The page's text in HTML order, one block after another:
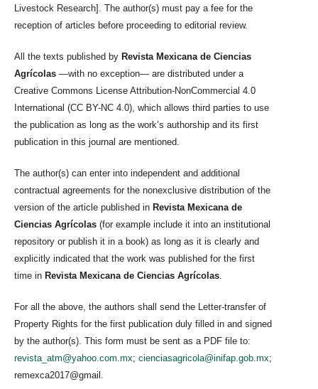
Livestock Research]. The author(s) must pay a fee for the
reception of articles before proceeding to editorial review.
All the texts published by Revista Mexicana de Ciencias
Agrícolas —with no exception— are distributed under a
Creative Commons License Attribution-NonCommercial 4.0
International (CC BY-NC 4.0), which allows third parties to use
the publication as long as the work’s authorship and its first
publication in this journal are mentioned.
The author(s) can enter into independent and additional
contractual agreements for the nonexclusive distribution of the
version of the article published in Revista Mexicana de
Ciencias Agrícolas (for example include it into an institutional
repository or publish it in a book) as long as it is clearly and
explicitly indicated that the work was published for the first
time in Revista Mexicana de Ciencias Agrícolas
For all the above, the authors shall send the Letter-transfer of
Property Rights for the first publication duly filled in and signed
by the author(s). This form must be sent as a PDF file to:
revista_atm@yahoo.com.mx; cienciasagricola@inifap.gob.mx;
remexca2017@gmail.